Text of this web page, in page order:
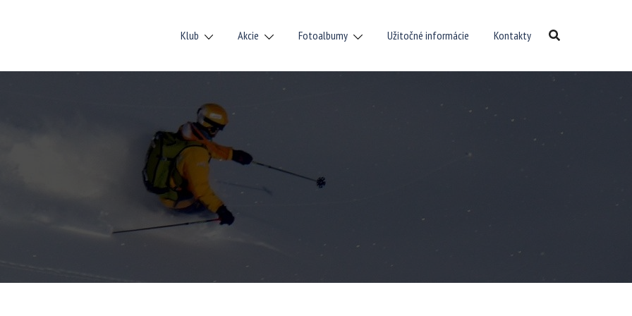
Klub Akcie Fotoalbumy Užitočné informácie Kontakty